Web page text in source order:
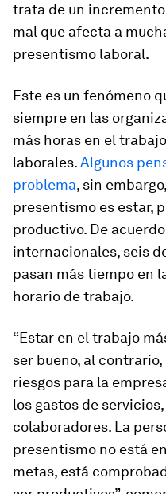
trata de un
mal que afecta a
presentismo laboral.
Este es un fenómeno
siempre en las
más horas en el
laborales.Algunos
problema, sin
presentismo es estar,
productivo. De
internacionales, seis
pasan más tiempo en
horario de trabajo.
“Estar en el trabajo
ser bueno, al
riesgos para la
los gastos de
colaboradores. La
presentismo no está
metas, está